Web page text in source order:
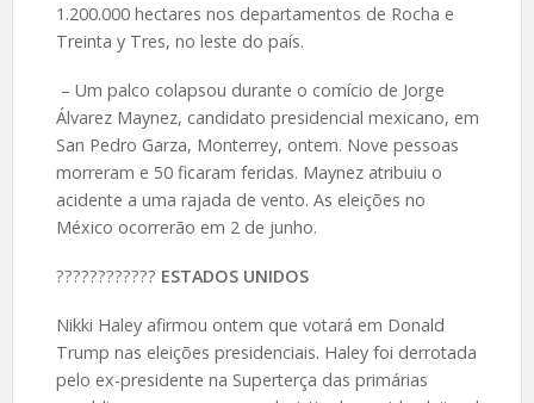
1.200.000 hectares nos departamentos de Rocha e
Treinta y Tres, no leste do país.
– Um palco colapsou durante o comício de Jorge
Álvarez Maynez, candidato presidencial mexicano, em
San Pedro Garza, Monterrey, ontem. Nove pessoas
morreram e 50 ficaram feridas. Maynez atribuiu o
acidente a uma rajada de vento. As eleições no
México ocorrerão em 2 de junho.
????️???????? ESTADOS UNIDOS
Nikki Haley afirmou ontem que votará em Donald
Trump nas eleições presidenciais. Haley foi derrotada
pelo ex-presidente na Superterça das primárias